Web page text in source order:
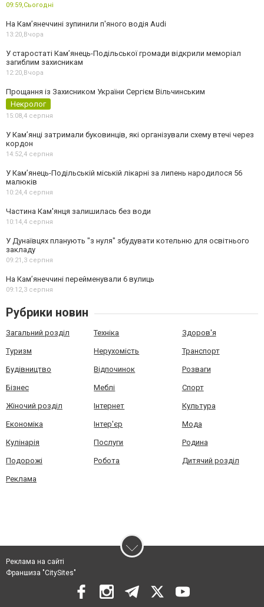
09:59,Сьогодні
На Камʼянеччині зупинили п'яного водія Audi
13:20, Вчора
У старостаті Кам’янець-Подільської громади відкрили меморіал
загиблим захисникам
12:20, Вчора
Прощання із Захисником України Сергієм Вільчинським
Некролог
15:08,4 серпня
У Кам’янці затримали буковинців, які організували схему втечі через
кордон
14:52,4 серпня
У Кам’янець-Подільській міській лікарні за липень народилося 56
малюків
10:24,4 серпня
Частина Кам'янця залишилась без води
10:14,4 серпня
У Дунаївцях планують "з нуля" збудувати котельню для освітнього
закладу
09:21,3 серпня
На Камʼянеччині перейменували 6 вулиць
09:12,3 серпня
Рубрики новин
Загальний розділ Техніка Здоров'я
Туризм Нерухомість Транспорт
Будівництво Відпочинок Розваги
Бізнес Меблі Спорт
Жіночий розділ Інтернет Культура
Економіка Інтер'єр Мода
Кулінарія Послуги Родина
Подорожі Робота Дитячий розділ
Реклама
Реклама на сайті
Франшиза "CitySites"